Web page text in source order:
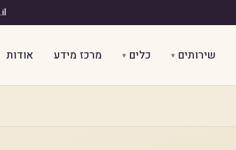
שירותים כלים מרכז מידע אודות